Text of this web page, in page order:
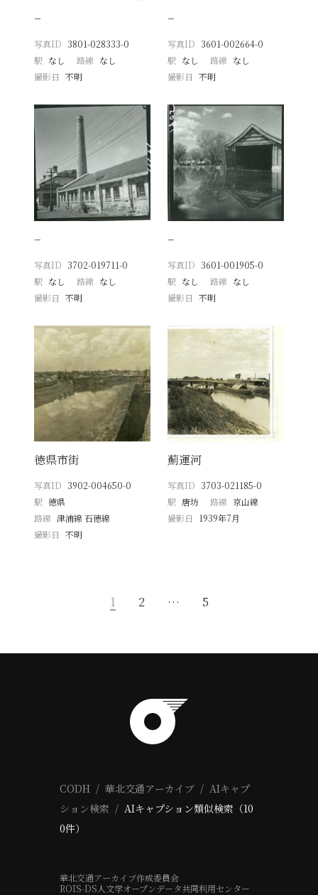
−
写真ID 3801-028333-0
駅 なし 路線 なし
撮影日
不明
−
写真ID 3601-002664-0
駅 なし 路線 なし
撮影日 不明
−
写真ID 3702-019711-0
駅 なし 路線 なし
撮影日
不明
−
写真ID 3601-001905-0
駅 なし 路線 なし
撮影日 不明
徳県市街
写真ID 3902-004650-0
駅 徳県
路線 津浦線 石徳線
撮影日
不明
薊運河
写真ID 3703-021185-0
駅 唐坊 路線 京山線
撮影日
1939年7月
1 2 … 5
CODH 華北交通アーカイブ
AIキャプ
ション検索
AIキャプション類似検索（10
0件）
華北交通アーカイブ作成委員会
ROIS-DS人文学オープンデータ共同利用センター